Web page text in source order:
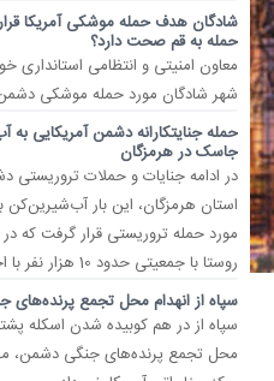
شادگان هدف حمله موشکی آمریکا
حمله به قم صحت دارد؟
معاون امنیتی و انتظامی
شهر شادگان مورد حمله موشکی دشمن
حمله جنایتکارانه دشمن آمریکایی
جاسک در هرمزگان
در ادامه جنایات و حملات
استان هرمزگان، این بار
روستا با جمعیتی حدود 10 هزار نفر با اختلال کامل مواجه شد.
سپاه از انهدام محل تجمع پرنده‌های
سپاه از در هم کوبیده شدن اسکله
محل تجمع پرنده‌های جنگی دشمن،